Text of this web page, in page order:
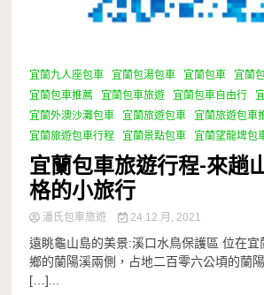
宜蘭九人座包車 宜蘭包湯包車 宜蘭包車
宜蘭
宜蘭包車推薦
宜蘭包車旅遊 宜蘭包車自由行
宜蘭外澳沙灘包車
宜蘭旅遊包車
宜蘭旅遊包車
宜蘭旅遊包車行程
宜蘭景點包車 宜蘭望龍埤包
宜蘭包車旅遊行程-來趟
格的小旅行
潘氏包車旅遊 24 12 月, 2021
遠眺龜山島的美景:溪口水鳥保護區 位在
鄉的蘭陽溪兩側，占地二百零六公頃的蘭
[…]...